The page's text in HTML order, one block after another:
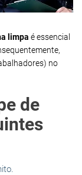
limpa é essencial
no
de